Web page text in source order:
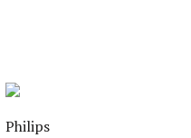
Philips